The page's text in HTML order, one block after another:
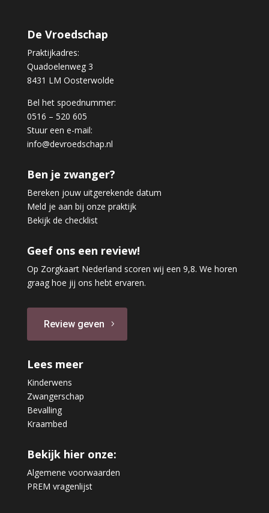
De Vroedschap
Praktijkadres:
Quadoelenweg 3
8431 LM Oosterwolde
Bel het spoednummer:
0516 – 520 605
Stuur een e-mail:
info@devroedschap.nl
Ben je zwanger?
Bereken jouw uitgerekende datum
Meld je aan bij onze praktijk
Bekijk de checklist
Geef ons een review!
Op Zorgkaart Nederland scoren wij een 9,8. We horen
graag hoe jij ons hebt ervaren.
Review geven
Lees meer
Kinderwens
Zwangerschap
Bevalling
Kraambed
Bekijk hier onze:
Algemene voorwaarden
PREM vragenlijst